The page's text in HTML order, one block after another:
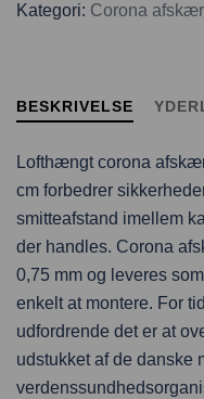
Kategori: Corona
BESKRIVELSE
Lofthængt corona
cm forbedrer
smitteafstand imellem
der handles. Corona
0,75 mm og leveres
enkelt at montere. For
udfordrende det er at
udstukket af de danske